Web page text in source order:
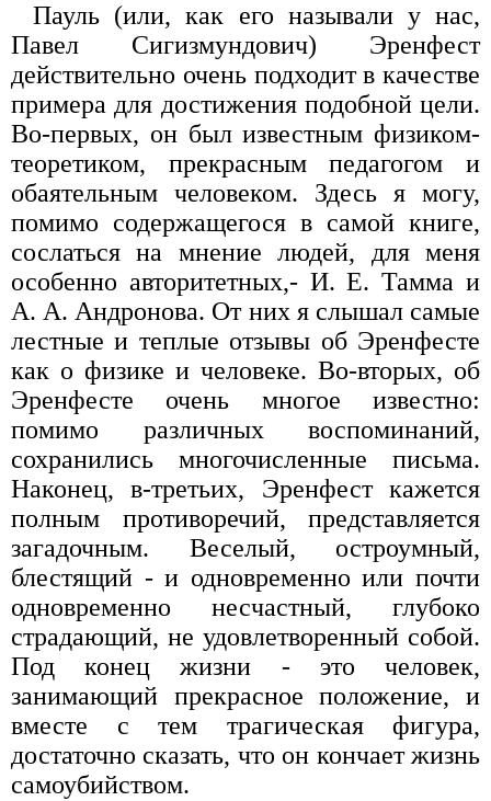
Пауль (или, как его называли у нас,
Павел Сигизмундович) Эренфест
действительно очень подходит в качестве
примера для достижения подобной цели.
Во-первых, он был известным физиком-
теоретиком, прекрасным педагогом и
обаятельным человеком. Здесь я могу,
помимо содержащегося в самой книге,
сослаться на мнение людей, для меня
особенно авторитетных,- И. Е. Тамма и
А. А. Андронова. От них я слышал самые
лестные и теплые отзывы об Эренфесте
как о физике и человеке. Во-вторых, об
Эренфесте очень многое известно:
помимо различных воспоминаний,
сохранились многочисленные письма.
Наконец, в-третьих, Эренфест кажется
полным противоречий, представляется
загадочным. Веселый, остроумный,
блестящий - и одновременно или почти
одновременно несчастный, глубоко
страдающий, не удовлетворенный собой.
Под конец жизни - это человек,
занимающий прекрасное положение, и
вместе с тем трагическая фигура,
достаточно сказать, что он кончает жизнь
самоубийством.